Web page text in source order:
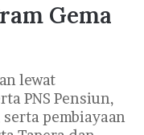
Gema
lewat
PNS Pensiun,
pembiayaan